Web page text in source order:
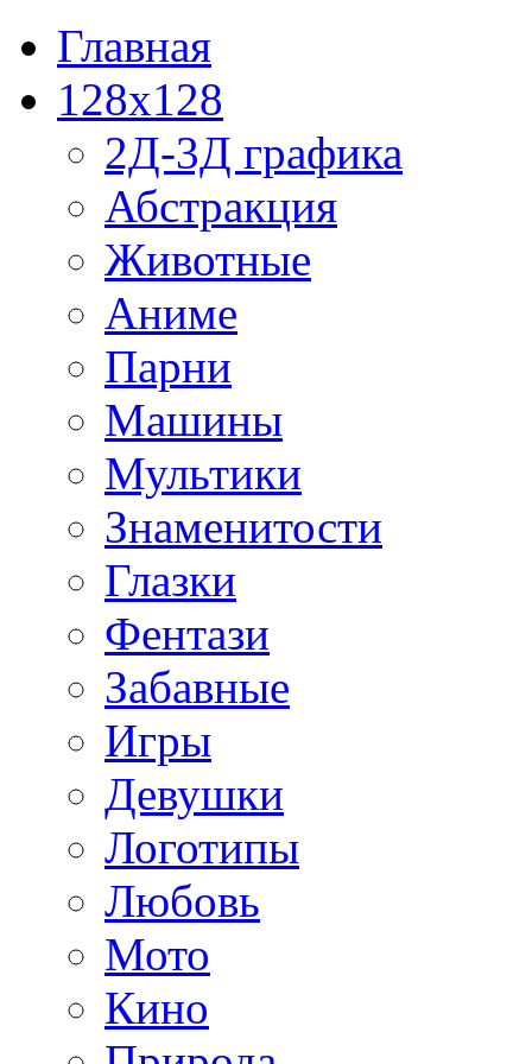
Главная
128x128
2Д-3Д графика
Абстракция
Животные
Аниме
Парни
Машины
Мультики
Знаменитости
Глазки
Фентази
Забавные
Игры
Девушки
Логотипы
Любовь
Мото
Кино